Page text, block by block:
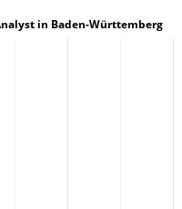
Analyst in Baden-Württemberg